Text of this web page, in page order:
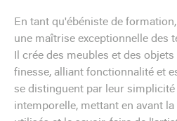
En tant qu'ébéniste de
une maîtrise exceptionnelle des
Il crée des meubles et des
finesse, alliant fonctionnalité et
se distinguent par leur simplicité
intemporelle, mettant en avant